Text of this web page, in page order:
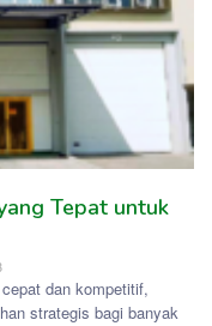
Tepat untuk
dan kompetitif,
strategis bagi banyak